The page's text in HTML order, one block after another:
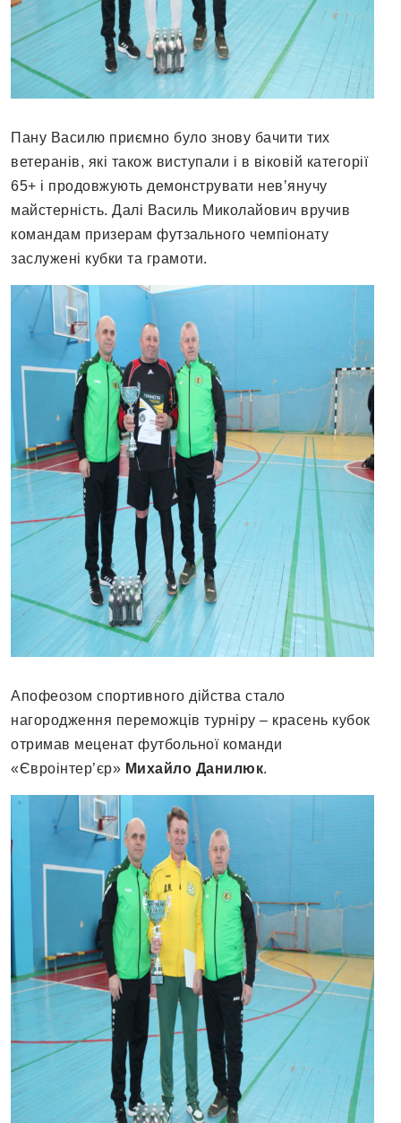
Пану Василю приємно було знову бачити тих
ветеранів, які також виступали і в віковій категорії
65+ і продовжують демонструвати нев’янучу
майстерність. Далі Василь Миколайович вручив
командам призерам футзального чемпіонату
заслужені кубки та грамоти.
Апофеозом спортивного дійства стало
нагородження переможців турніру – красень кубок
отримав меценат футбольної команди
«Євроінтер’єр» Михайло Данилюк.